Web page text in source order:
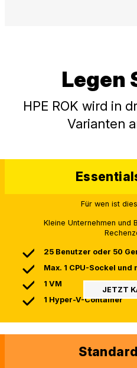
Legen
HPE ROK wird in
Varianten
Für wen ist
Kleine Unternehmen
25 Benutzer oder 50
Max. 1 CPU-Sockel und
1 VM
1 Hyper-V-Container
JETZT